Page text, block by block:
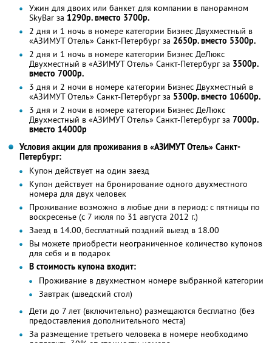
Ужин для двоих или банкет для компании в панорамном
SkyBаr за 1290р. вместо 3700р.
2 дня и 1 ночь в номере категории Бизнес Двухместный в
«АЗИМУТ Отель» Санкт-Петербург за 2650р. вместо 5300р.
2 дня и 1 ночь в номере категории Бизнес ДеЛюкс
Двухместный в «АЗИМУТ Отель» Санкт-Петербург за 3500р.
вместо 7000р.
3 дня и 2 ночи в номере категории Бизнес Двухместный в
«АЗИМУТ Отель» Санкт-Петербург за 5300р. вместо 10600р.
3 дня и 2 ночи в номере категории Бизнес ДеЛюкс
Двухместный в «АЗИМУТ Отель» Санкт-Петербург за 7000р.
вместо 14000р
Условия акции для проживания в «АЗИМУТ Отель» Санкт-
Петербург:
Купон действует на один заезд
Купон действует на бронирование одного двухместного
номера для двух человек
Проживание возможно в любые дни в период: с пятницы по
воскресенье (с 7 июля по 31 августа 2012 г.)
Заезд в 14.00, бесплатный поздний выезд в 18.00
Вы можете приобрести неограниченное количество купонов
для себя и в подарок
В стоимость купона входит:
Проживание в двухместном номере выбранной категории
Завтрак (шведский стол)
Дети до 7 лет (включительно) размещаются бесплатно (без
предоставления дополнительного места)
За размещение третьего человека в номере необходимо